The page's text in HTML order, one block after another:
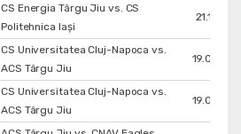
CS Energia Târgu Jiu vs. CS
Politehnica Iași
CS Universitatea Cluj-Napoca vs.
ACS Târgu Jiu
CS Universitatea Cluj-Napoca vs.
ACS Târgu Jiu